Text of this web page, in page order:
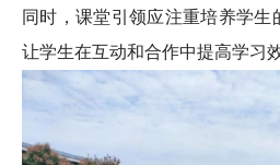
同时，课堂引领应注重培养学生
让学生在互动和合作中提高学习效